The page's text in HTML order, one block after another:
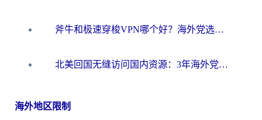
斧牛和极速穿梭VPN哪个好？海外党选回国加速器必看的真实对比与避坑指南
北美回国无缝访问国内资源：3年海外党亲测的加速器选择指南
海外地区限制